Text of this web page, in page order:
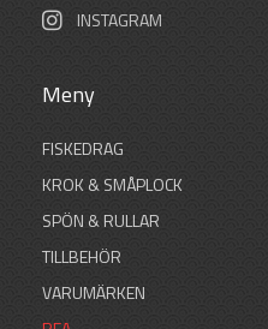
INSTAGRAM
Meny
FISKEDRAG
KROK & SMÅPLOCK
SPÖN & RULLAR
TILLBEHÖR
VARUMÄRKEN